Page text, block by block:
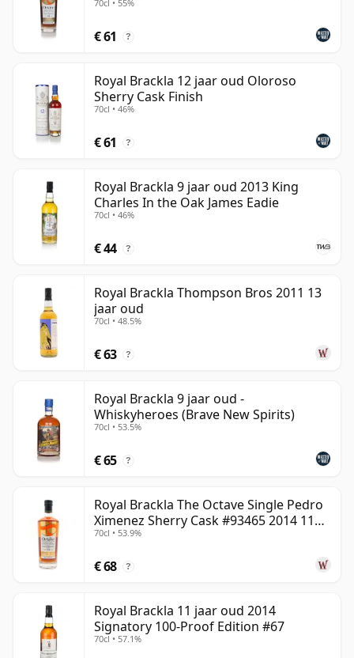
fruit, chocolade, sinaasappelschil en gepolijst
eikenhout toe, terwijl het elegante Highland-karakter
van de distilleerderij bewaard blijft.
Royal Brackla komt het best tot zijn recht als een
gepolijste Highland malt met een subtiel
aristocratische uitstraling. Het koninklijke verhaal
geeft hem een bijzondere distinctie, maar de whisky
70cl • 55%
€ 61 ?
Royal Brackla 12 jaar oud Oloroso
Sherry Cask Finish
70cl • 46%
€ 61 ?
Royal Brackla 9 jaar oud 2013 King
Charles In the Oak James Eadie
70cl • 46%
€ 44 ?
Royal Brackla Thompson Bros 2011 13
jaar oud
70cl • 48.5%
€ 63 ?
Royal Brackla 9 jaar oud -
Whiskyheroes (Brave New Spirits)
70cl • 53.5%
€ 65 ?
Royal Brackla The Octave Single Pedro
Ximenez Sherry Cask #93465 2014 11
jaar oud
70cl • 53.9%
€ 68 ?
Royal Brackla 11 jaar oud 2014
Signatory 100-Proof Edition #67
70cl • 57.1%